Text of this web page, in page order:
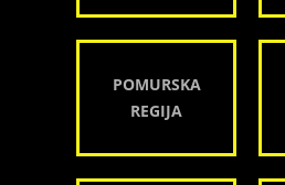
POMURSKA
REGIJA